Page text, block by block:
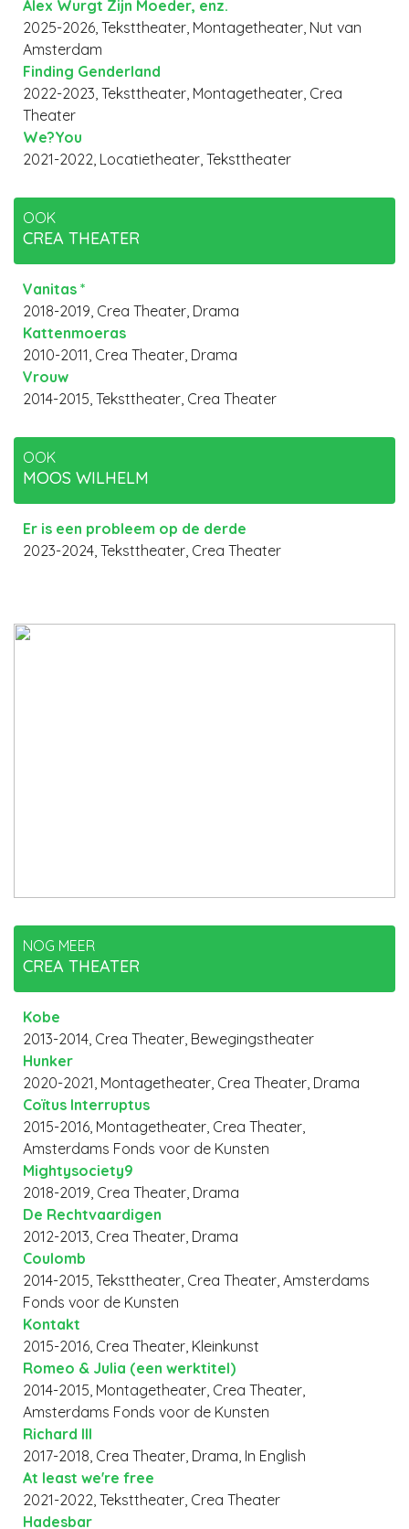
Alex Wurgt Zijn Moeder, enz.
2025-2026, Teksttheater, Montagetheater, Nut van
Amsterdam
Finding Genderland
2022-2023, Teksttheater, Montagetheater, Crea
Theater
We?You
2021-2022, Locatietheater, Teksttheater
OOK
CREA THEATER
Vanitas *
2018-2019, Crea Theater, Drama
Kattenmoeras
2010-2011, Crea Theater, Drama
Vrouw
2014-2015, Teksttheater, Crea Theater
OOK
MOOS WILHELM
Er is een probleem op de derde
2023-2024, Teksttheater, Crea Theater
NOG MEER
CREA THEATER
Kobe
2013-2014, Crea Theater, Bewegingstheater
Hunker
2020-2021, Montagetheater, Crea Theater, Drama
Coïtus Interruptus
2015-2016, Montagetheater, Crea Theater,
Amsterdams Fonds voor de Kunsten
Mightysociety9
2018-2019, Crea Theater, Drama
De Rechtvaardigen
2012-2013, Crea Theater, Drama
Coulomb
2014-2015, Teksttheater, Crea Theater, Amsterdams
Fonds voor de Kunsten
Kontakt
2015-2016, Crea Theater, Kleinkunst
Romeo & Julia (een werktitel)
2014-2015, Montagetheater, Crea Theater,
Amsterdams Fonds voor de Kunsten
Richard III
2017-2018, Crea Theater, Drama, In English
At least we're free
2021-2022, Teksttheater, Crea Theater
Hadesbar